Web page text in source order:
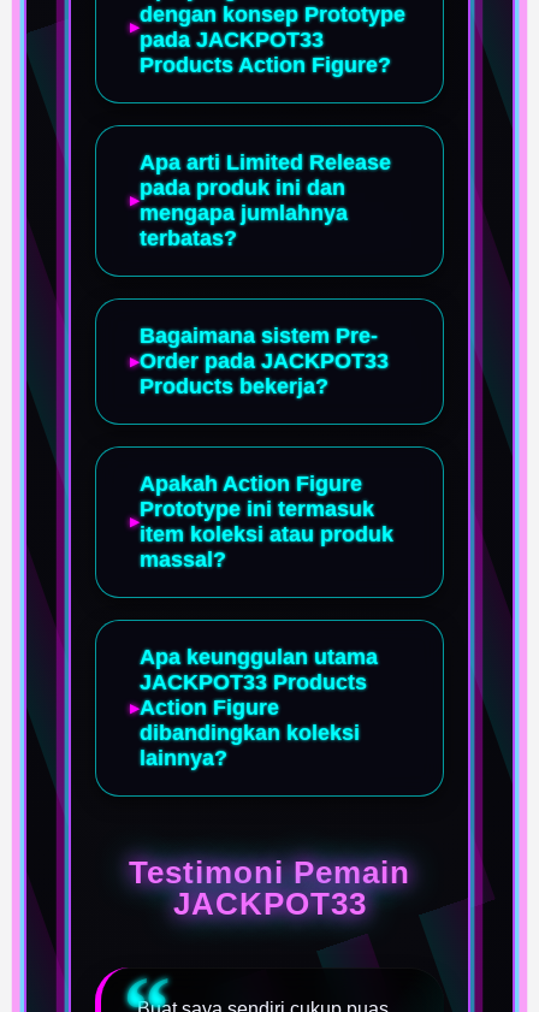
dengan konsep Prototype
pada JACKPOT33
Products Action Figure?
Apa arti Limited Release
pada produk ini dan
mengapa jumlahnya
terbatas?
Bagaimana sistem Pre-
Order pada JACKPOT33
Products bekerja?
Apakah Action Figure
Prototype ini termasuk
item koleksi atau produk
massal?
Apa keunggulan utama
JACKPOT33 Products
Action Figure
dibandingkan koleksi
lainnya?
Testimoni Pemain
JACKPOT33